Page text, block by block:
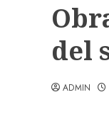
del
ADMIN